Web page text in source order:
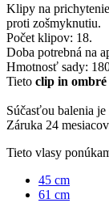
Klipy na
proti zošmyknutiu.
Počet klipov: 18.
Doba potrebná na
Hmotnosť sady:
Tieto clip in ombré
Súčasťou balenia
Záruka 24
Tieto vlasy
45 cm
61 cm